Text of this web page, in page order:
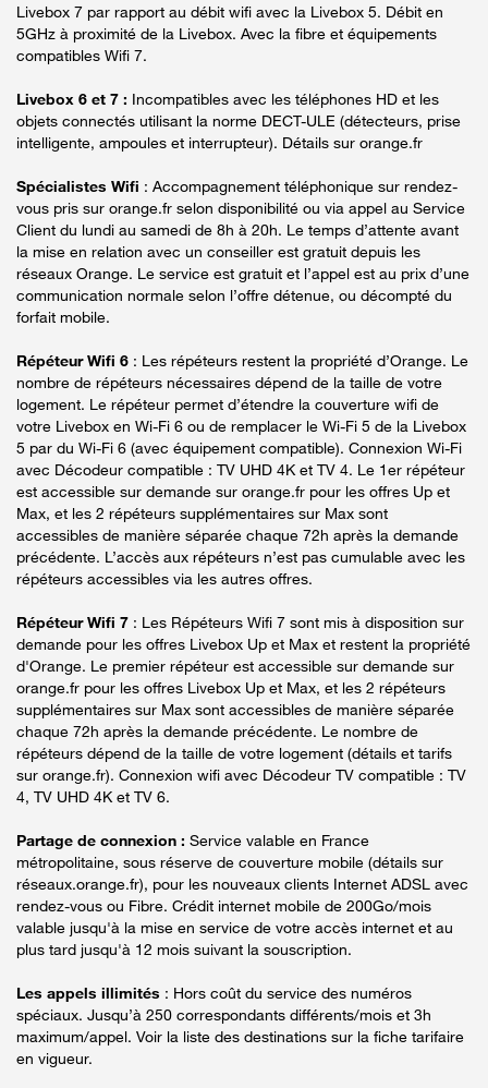
Livebox 7 par rapport au débit wifi avec la Livebox 5. Débit en
5GHz à proximité de la Livebox. Avec la fibre et équipements
compatibles Wifi 7.
Livebox 6 et 7 : Incompatibles avec les téléphones HD et les
objets connectés utilisant la norme DECT-ULE (détecteurs, prise
intelligente, ampoules et interrupteur). Détails sur orange.fr
Spécialistes Wifi : Accompagnement téléphonique sur rendez-
vous pris sur orange.fr selon disponibilité ou via appel au Service
Client du lundi au samedi de 8h à 20h. Le temps d’attente avant
la mise en relation avec un conseiller est gratuit depuis les
réseaux Orange. Le service est gratuit et l’appel est au prix d’une
communication normale selon l’offre détenue, ou décompté du
forfait mobile.
Répéteur Wifi 6 : Les répéteurs restent la propriété d’Orange. Le
nombre de répéteurs nécessaires dépend de la taille de votre
logement. Le répéteur permet d’étendre la couverture wifi de
votre Livebox en Wi-Fi 6 ou de remplacer le Wi-Fi 5 de la Livebox
5 par du Wi-Fi 6 (avec équipement compatible). Connexion Wi-Fi
avec Décodeur compatible : TV UHD 4K et TV 4. Le 1er répéteur
est accessible sur demande sur orange.fr pour les offres Up et
Max, et les 2 répéteurs supplémentaires sur Max sont
accessibles de manière séparée chaque 72h après la demande
précédente. L’accès aux répéteurs n’est pas cumulable avec les
répéteurs accessibles via les autres offres.
Répéteur Wifi 7 : Les Répéteurs Wifi 7 sont mis à disposition sur
demande pour les offres Livebox Up et Max et restent la propriété
d'Orange. Le premier répéteur est accessible sur demande sur
orange.fr pour les offres Livebox Up et Max, et les 2 répéteurs
supplémentaires sur Max sont accessibles de manière séparée
chaque 72h après la demande précédente. Le nombre de
répéteurs dépend de la taille de votre logement (détails et tarifs
sur orange.fr). Connexion wifi avec Décodeur TV compatible : TV
4, TV UHD 4K et TV 6.
Partage de connexion : Service valable en France
métropolitaine, sous réserve de couverture mobile (détails sur
réseaux.orange.fr), pour les nouveaux clients Internet ADSL avec
rendez-vous ou Fibre. Crédit internet mobile de 200Go/mois
valable jusqu'à la mise en service de votre accès internet et au
plus tard jusqu'à 12 mois suivant la souscription.
Les appels illimités : Hors coût du service des numéros
spéciaux. Jusqu’à 250 correspondants différents/mois et 3h
maximum/appel. Voir la liste des destinations sur la fiche tarifaire
en vigueur.